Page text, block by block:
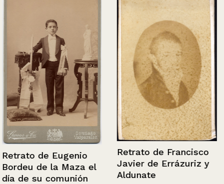
Retrato de Eugenio
Bordeu de la Maza el
día de su comunión
Retrato de Francisco
Javier de Errázuriz y
Aldunate